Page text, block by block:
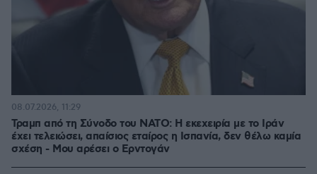
Τραμπ από τη Σύνοδο του ΝΑΤΟ: Η εκεχειρία με το Ιράν
έχει τελειώσει, απαίσιος εταίρος η Ισπανία, δεν θέλω καμία
σχέση - Μου αρέσει ο Ερντογάν
08.07.2026, 11:29